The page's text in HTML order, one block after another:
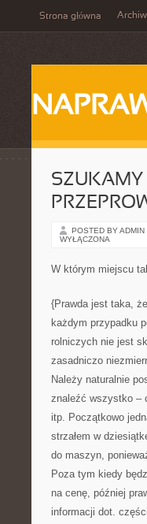
Strona główna
SZUKAMY
POSTED BY ADMIN
WYŁĄCZONA
W którym miejscu
{Prawda jest taka,
każdym przypadku
rolniczych nie jest
zasadniczo
Należy naturalnie
znaleźć wszystko –
itp. Początkowo
strzałem w
do maszyn,
Poza tym kiedy
na cenę, później
informacji dot.